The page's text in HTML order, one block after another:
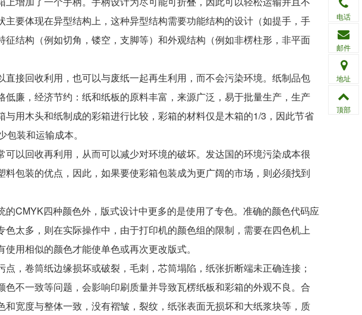
要体现在异型结构上，这种异型结构需要功能结构的设计（如提手，手
结构（例如切角，镂空，支脚等）和外观结构（例如非楞柱形，非平面
接回收利用，也可以与废纸一起再生利用，而不会污染环境。纸制品包
廉，经济节约：纸和纸板的原料丰富，来源广泛，易于批量生产，生产
用木头和纸制成的彩箱进行比较，彩箱的材料仅是木箱的1/3，因此节省
装和运输成本。
以回收再利用，从而可以减少对环境的破坏。发达国的环境污染成本很
包装的优点，因此，如果要使彩箱包装成为更广阔的市场，则必须找到
CMYK四种颜色外，版式设计中更多的是使用了专色。准确的颜色代码应
太多，则在实际操作中，由于打印机的颜色组的限制，需要在四色机上
用相似的颜色才能使单色或再次更改版式。
卷筒纸边缘损坏或破裂，毛刺，芯筒塌陷，纸张折断端未正确连接；
不一致等问题，会影响印刷质量并导致瓦楞纸板和彩箱的外观不良。合
宽度与整体一致，没有褶皱，裂纹，纸张表面无损坏和大纸浆块等，质
电话
邮件
地址
顶部